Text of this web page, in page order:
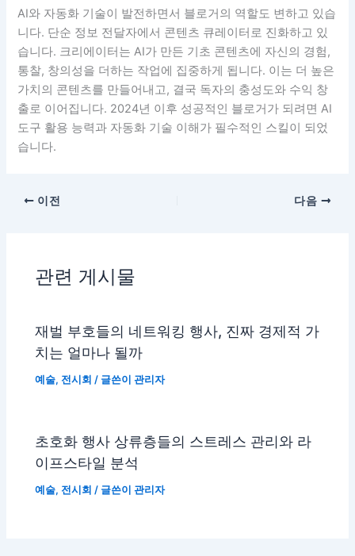
AI와 자동화 기술이 발전하면서 블로거의 역할도 변하고 있습
니다. 단순 정보 전달자에서 콘텐츠 큐레이터로 진화하고 있
습니다. 크리에이터는 AI가 만든 기초 콘텐츠에 자신의 경험,
통찰, 창의성을 더하는 작업에 집중하게 됩니다. 이는 더 높은
가치의 콘텐츠를 만들어내고, 결국 독자의 충성도와 수익 창
출로 이어집니다. 2024년 이후 성공적인 블로거가 되려면 AI
도구 활용 능력과 자동화 기술 이해가 필수적인 스킬이 되었
습니다.
이전 다음
관련 게시물
재벌 부호들의 네트워킹 행사, 진짜 경제적 가
치는 얼마나 될까
예술, 전시회 / 글쓴이관리자
초호화 행사 상류층들의 스트레스 관리와 라
이프스타일 분석
예술, 전시회 / 글쓴이관리자